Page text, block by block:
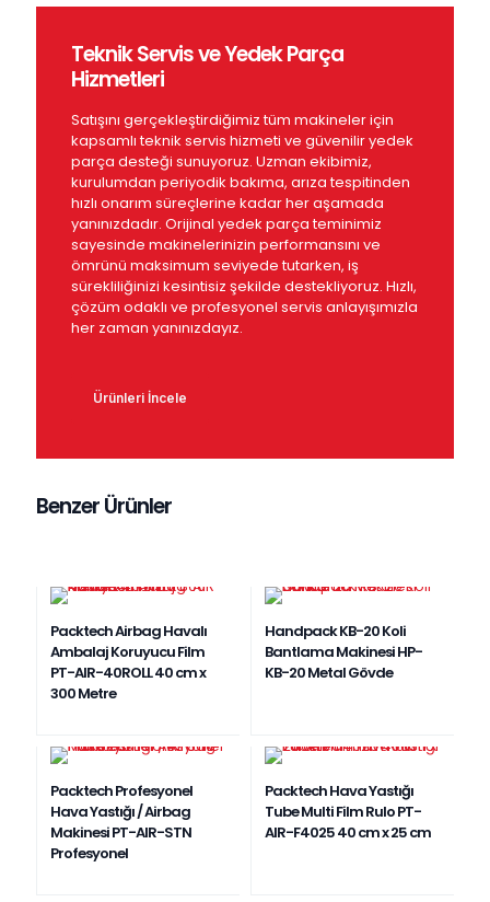
Teknik Servis ve Yedek Parça
Hizmetleri
Satışını gerçekleştirdiğimiz tüm makineler için
kapsamlı teknik servis hizmeti ve güvenilir yedek
parça desteği sunuyoruz. Uzman ekibimiz,
kurulumdan periyodik bakıma, arıza tespitinden
hızlı onarım süreçlerine kadar her aşamada
yanınızdadır. Orijinal yedek parça teminimiz
sayesinde makinelerinizin performansını ve
ömrünü maksimum seviyede tutarken, iş
sürekliliğinizi kesintisiz şekilde destekliyoruz. Hızlı,
çözüm odaklı ve profesyonel servis anlayışımızla
her zaman yanınızdayız.
Ürünleri İncele
Benzer Ürünler
Packtech Airbag Havalı
Ambalaj Koruyucu Film
PT-AIR-40ROLL 40 cm x
300 Metre
Handpack KB-20 Koli
Bantlama Makinesi HP-
KB-20 Metal Gövde
Packtech Profesyonel
Hava Yastığı / Airbag
Makinesi PT-AIR-STN
Profesyonel
Packtech Hava Yastığı
Tube Multi Film Rulo PT-
AIR-F4025 40 cm x 25 cm